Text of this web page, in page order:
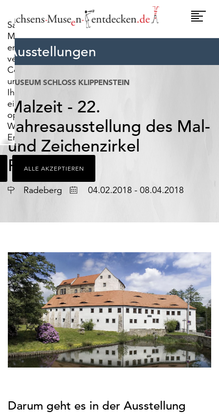
Sachsens-
Museen-
entdecken.de
verwendet
Cookies,
um
Ihnen
ein
optimales
Webseiten-
Erlebnis
zu
bieten.
Dazu
zählen
Cookies,
der
Seite
notwendig
sind
(funktionale
Cookies),
sowie
solche,
die
lediglich
zu
werden.
ALLE AKZEPTIEREN
Ausstellungen
MUSEUM SCHLOSS KLIPPENSTEIN
Malzeit - 22.
Jahresausstellung des Mal-
und Zeichenzirkel
Radebergs
Ort Radeberg Datum04.02.2018 - 08.04.2018
Darum geht es in der Ausstellung